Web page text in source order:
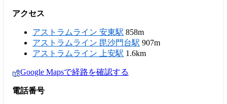
アクセス
アストラムライン 安東駅 858m
アストラムライン 毘沙門台駅 907m
アストラムライン 上安駅 1.6km
Google Mapsで経路を確認する
電話番号